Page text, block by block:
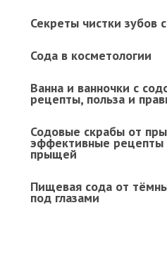
Секреты чистки зубов
Сода в косметологии
Ванна и ванночки с
рецепты, польза и
Содовые скрабы от
эффективные рецепты
прыщей
Пищевая сода от
под глазами